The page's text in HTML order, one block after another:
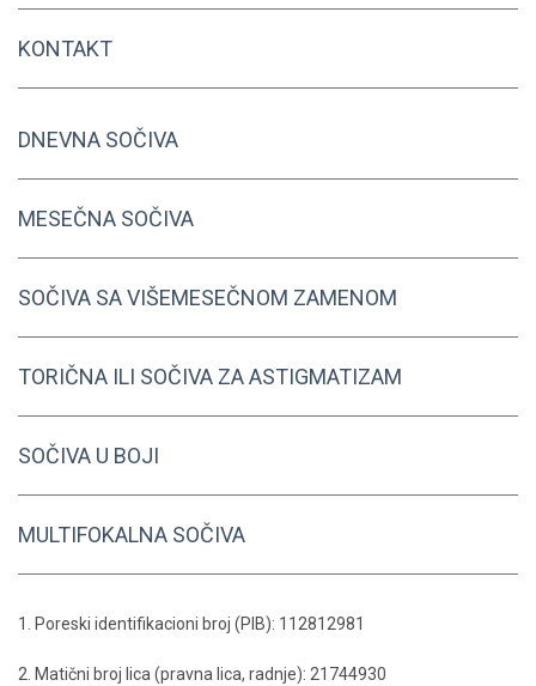
KONTAKT
DNEVNA SOČIVA
MESEČNA SOČIVA
SOČIVA SA VIŠEMESEČNOM ZAMENOM
TORIČNA ILI SOČIVA ZA ASTIGMATIZAM
SOČIVA U BOJI
MULTIFOKALNA SOČIVA
1. Poreski identifikacioni broj (PIB): 112812981
2. Matični broj lica (pravna lica, radnje): 21744930